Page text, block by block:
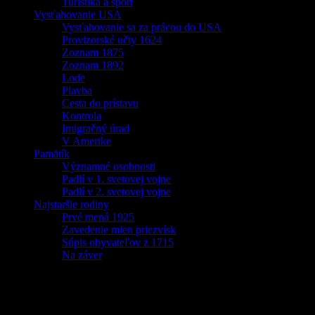
Vysťahovanie USA
Vysťahovanie sa za prácou do USA
Provizorské učty 1624
Zoznam 1875
Zoznam 1892
Lode
Plavba
Cesta do prístavu
Kontrola
Imigračný úrad
V Amerike
Pamätík
Významné osobnosti
Padlí v 1. svetovej vojne
Padlí v 2. svetovej vojne
Najstaršie rodiny
Prvé mená 1925
Zavedenie mien priezvísk
Súpis obyvateľov z 1715
Na záver